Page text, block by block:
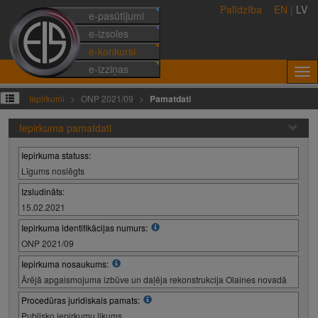
e-pasūtījumi
e-izsoles
e-konkursi
e-izziņas
Palīdzība EN | LV
Iepirkumi ONP 2021/09 Pamatdati
Iepirkuma pamatdati
Iepirkuma statuss:
Līgums noslēgts
Izsludināts:
15.02.2021
Iepirkuma identifikācijas numurs:
ONP 2021/09
Iepirkuma nosaukums:
Ārējā apgaismojuma izbūve un daļēja rekonstrukcija Olaines novadā
Procedūras juridiskais pamats:
Publisko iepirkumu likums